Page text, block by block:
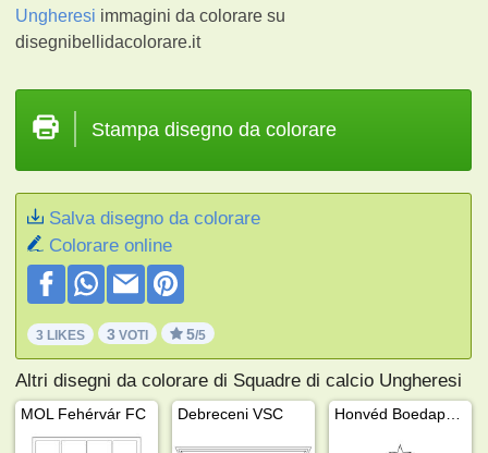
Ungheresi immagini da colorare su
disegnibellidacolorare.it
Stampa disegno da colorare
Salva disegno da colorare
Colorare online
3 LIKES 3 VOTI 5/5
Altri disegni da colorare di Squadre di calcio Ungheresi
MOL Fehérvár FC Debreceni VSC